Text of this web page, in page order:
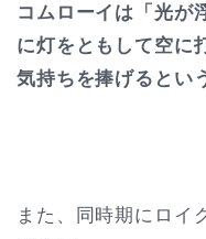
コムローイは「光が
に灯をともして空に
気持ちを捧げるとい
また、同時期にロイ